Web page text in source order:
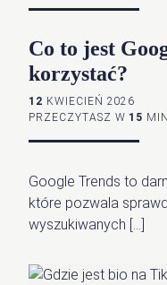
Co to jest
korzystać?
12 KWIECIEŃ 2026
PRZECZYTASZ W 15
Google Trends to
które pozwala
wyszukiwanych […]